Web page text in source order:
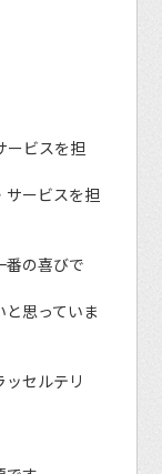
ービスを担
サービスを担
番の喜びで
思っていま
セルテリ